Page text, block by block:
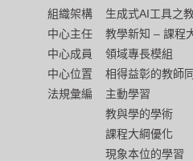
組織架構
中心主任
中心成員
中心位置
法規彙編
生成式AI工具之
教學新知 – 課程
領域專長模組
相得益彰的教師
主動學習
教與學的學術
課程大綱優化
現象本位的學習